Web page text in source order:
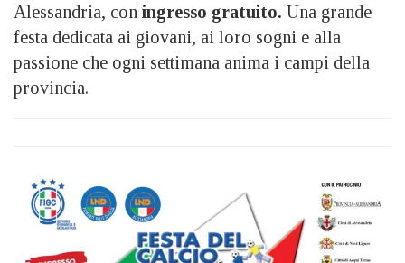
Alessandria, con ingresso gratuito. Una grande
festa dedicata ai giovani, ai loro sogni e alla
passione che ogni settimana anima i campi della
provincia.